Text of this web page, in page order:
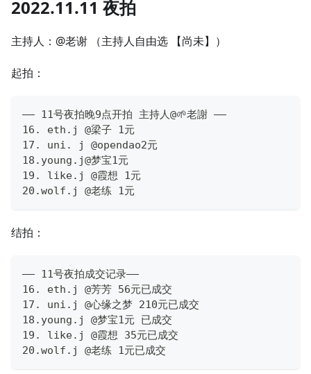
2022.11.11 夜拍
主持人：@老谢 （主持人自由选 【尚未】）
起拍：
—— 11号夜拍晚9点开拍 主持人@🌱老謝 ——
16. eth.j @梁子 1元
17. uni. j @opendao2元
18.young.j@梦宝1元
19. like.j @霞想 1元
20.wolf.j @老练 1元
结拍：
—— 11号夜拍成交记录——
16. eth.j @芳芳 56元已成交
17. uni.j @心缘之梦 210元已成交
18.young.j @梦宝1元 已成交
19. like.j @霞想 35元已成交
20.wolf.j @老练 1元已成交